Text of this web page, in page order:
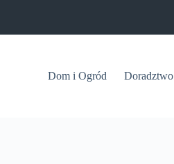
Dom i Ogród Doradztwo